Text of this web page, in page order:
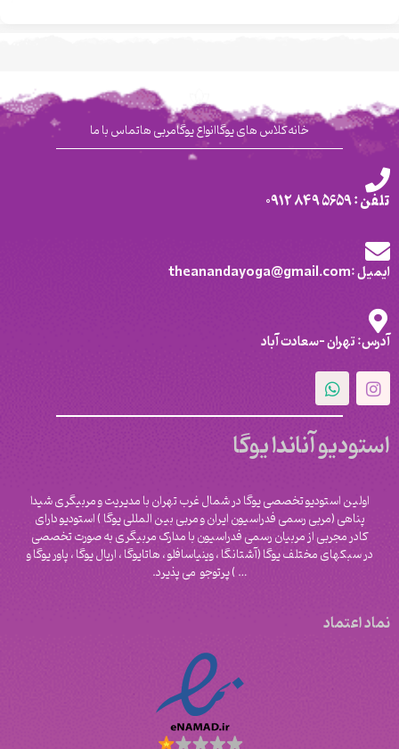
خانهکلاس های یوگاانواع یوگامربی هاتماس با ما
تلفن : 5659 849 0912
ایمیل :theanandayoga@gmail.com
آدرس: تهران -سعادت آباد
استودیو آناندا یوگا
اولین استودیو تخصصی یوگا در شمال غرب تهران با مدیریت و مربیگری شیدا
پناهی (مربی رسمی فدراسیون ایران و مربی بین المللی یوگا ) استودیو دارای
کادر مجربی از مربیان رسمی فدراسیون با مدارک مربیگری به صورت تخصصی
در سبکهای مختلف یوگا (آشتانگا ، وینیاسافلو ، هاتایوگا ، اریال یوگا ، پاور یوگا و
‌… ) پرتوجو می پذیرد.
نماد اعتماد